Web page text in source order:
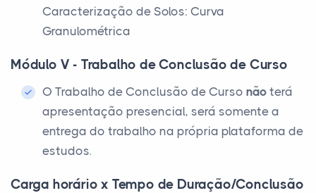
Caracterização de Solos: Curva
Granulométrica
Módulo V - Trabalho de Conclusão de Curso
O Trabalho de Conclusão de Curso não terá
apresentação presencial, será somente a
entrega do trabalho na própria plataforma de
estudos.
Carga horário x Tempo de Duração/Conclusão